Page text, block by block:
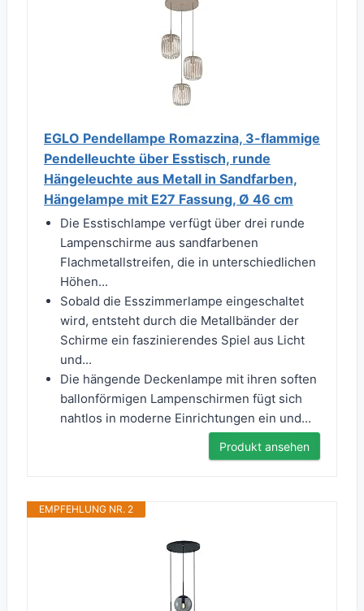
EGLO Pendellampe Romazzina, 3-flammige
Pendelleuchte über Esstisch, runde
Hängeleuchte aus Metall in Sandfarben,
Hängelampe mit E27 Fassung, Ø 46 cm
Die Esstischlampe verfügt über drei runde
Lampenschirme aus sandfarbenen
Flachmetallstreifen, die in unterschiedlichen
Höhen...
Sobald die Esszimmerlampe eingeschaltet
wird, entsteht durch die Metallbänder der
Schirme ein faszinierendes Spiel aus Licht
und...
Die hängende Deckenlampe mit ihren soften
ballonförmigen Lampenschirmen fügt sich
nahtlos in moderne Einrichtungen ein und...
Produkt ansehen
EMPFEHLUNG NR. 2